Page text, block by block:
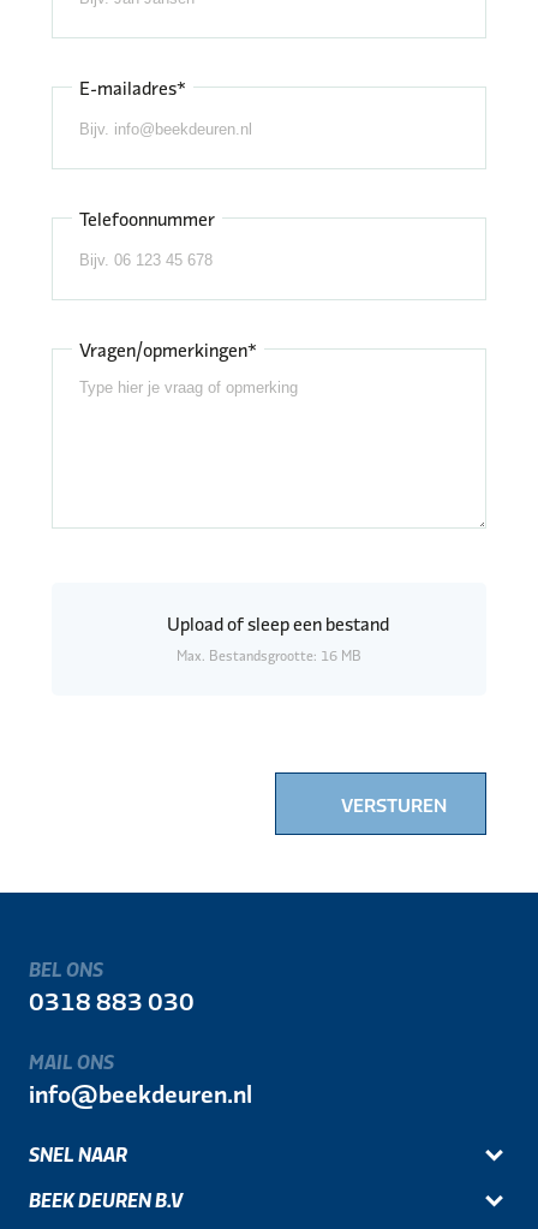
E-mailadres*
Telefoonnummer
Vragen/opmerkingen*
Uploadof sleep een bestand
Max. Bestandsgrootte: 16 MB
VERSTUREN
SNEL NAAR
BEEK DEUREN B.V
BEL ONS
0318 883 030
MAIL ONS
info@beekdeuren.nl